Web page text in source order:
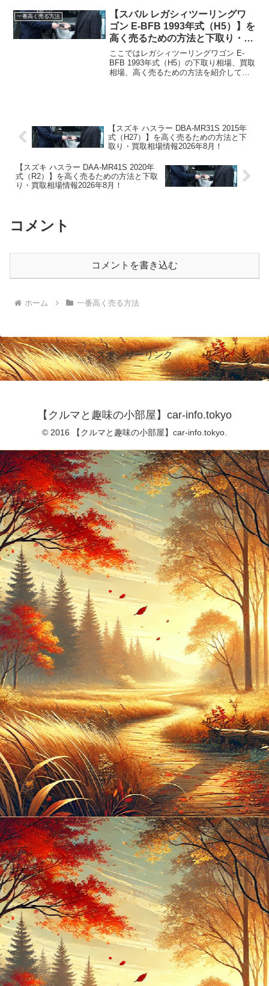
取り相場：最大4万円程度買取相場：...
一番高く売る方法
【スバル レガシィツーリングワ
ゴン E-BFB 1993年式（H5）】を
高く売るための方法と下取り・買
取相場情報2026年8月！
ここではレガシィツーリングワゴン E-
BFB 1993年式（H5）の下取り相場、買取
相場、高く売るための方法を紹介してい
【スズキ ハスラー DBA-MR31S 2015年
式（H27）】を高く売るための方法と下
取り・買取相場情報2026年8月！
【スズキ ハスラー DAA-MR41S 2020年
式（R2）】を高く売るための方法と下取
り・買取相場情報2026年8月！
コメント
コメントを書き込む
ホーム 一番高く売る方法
スポンサーリンク
【クルマと趣味の小部屋】car-info.tokyo
© 2016 【クルマと趣味の小部屋】car-info.tokyo.